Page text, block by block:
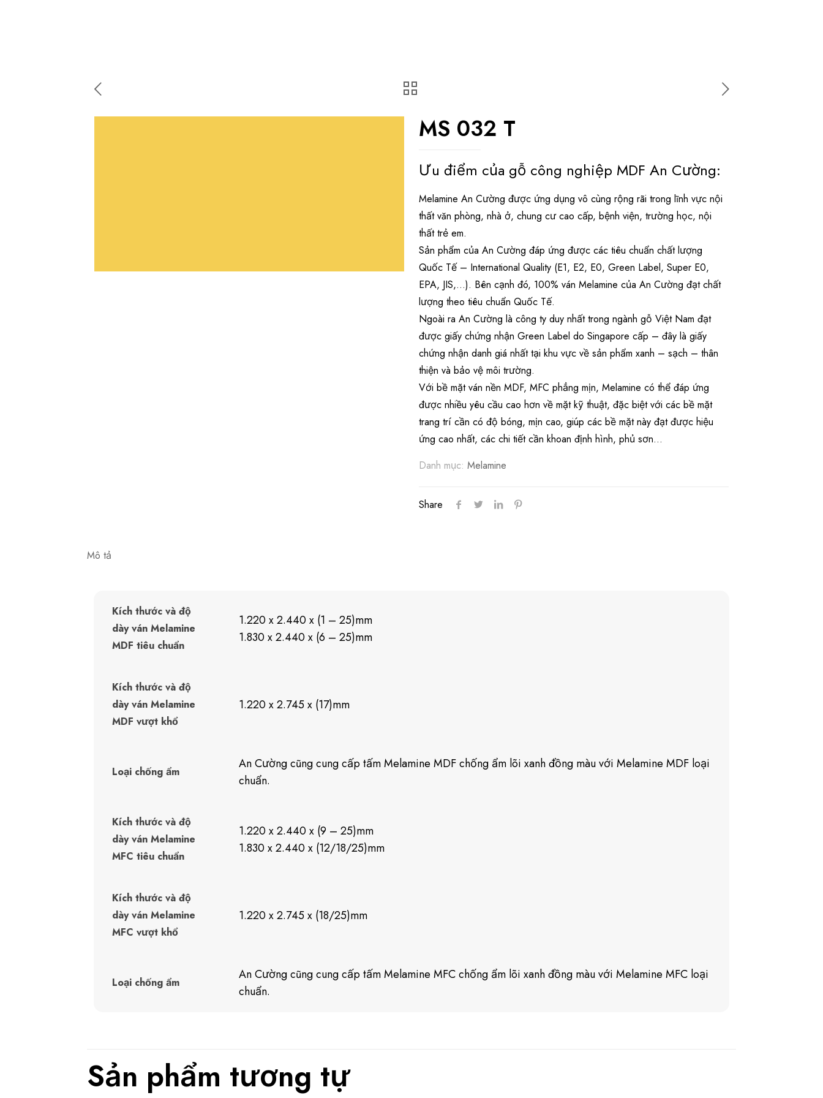
MS 032 T
Ưu điểm của gỗ công nghiệp MDF An Cường:
Melamine An Cường được ứng dụng vô cùng rộng rãi trong lĩnh vực nội
thất văn phòng, nhà ở, chung cư cao cấp, bệnh viện, trường học, nội
thất trẻ em.
Sản phẩm của An Cường đáp ứng được các tiêu chuẩn chất lượng
Quốc Tế – International Quality (E1, E2, E0, Green Label, Super E0,
EPA, JIS,…). Bên cạnh đó, 100% ván Melamine của An Cường đạt chất
lượng theo tiêu chuẩn Quốc Tế.
Ngoài ra An Cường là công ty duy nhất trong ngành gỗ Việt Nam đạt
được giấy chứng nhận Green Label do Singapore cấp – đây là giấy
chứng nhận danh giá nhất tại khu vực về sản phẩm xanh – sạch – thân
thiện và bảo vệ môi trường.
Với bề mặt ván nền MDF, MFC phẳng mịn, Melamine có thể đáp ứng
được nhiều yêu cầu cao hơn về mặt kỹ thuật, đặc biệt với các bề mặt
trang trí cần có độ bóng, mịn cao, giúp các bề mặt này đạt được hiệu
ứng cao nhất, các chi tiết cần khoan định hình, phủ sơn…
Danh mục: Melamine
Share
Mô tả
Kích thước và độ
dày ván Melamine
MDF tiêu chuẩn
1.220 x 2.440 x (1 – 25)mm
1.830 x 2.440 x (6 – 25)mm
Kích thước và độ
dày ván Melamine
MDF vượt khổ
1.220 x 2.745 x (17)mm
Loại chống ẩm
An Cường cũng cung cấp tấm Melamine MDF chống ẩm lõi xanh đồng màu với Melamine MDF loại
chuẩn.
Kích thước và độ
dày ván Melamine
MFC tiêu chuẩn
1.220 x 2.440 x (9 – 25)mm
1.830 x 2.440 x (12/18/25)mm
Kích thước và độ
dày ván Melamine
MFC vượt khổ
1.220 x 2.745 x (18/25)mm
Loại chống ẩm
An Cường cũng cung cấp tấm Melamine MFC chống ẩm lõi xanh đồng màu với Melamine MFC loại
chuẩn.
Sản phẩm tương tự